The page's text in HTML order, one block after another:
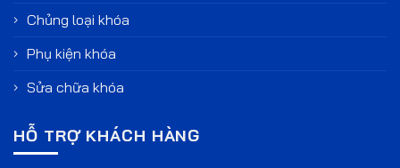
Chủng loại khóa
Phụ kiện khóa
Sửa chữa khóa
HỖ TRỢ KHÁCH HÀNG